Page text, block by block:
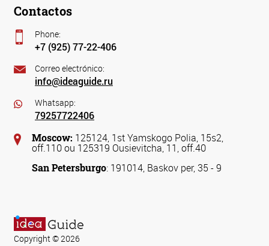
Contactos
Phone:
+7 (925) 77-22-406
Correo electrónico:
info@ideaguide.ru
Whatsapp:
79257722406
Moscow: 125124, 1st Yamskogo Polia, 15s2,
off.110 ou 125319 Ousievitcha, 11, off.40
San Petersburgo: 191014, Baskov per, 35 - 9
Copyright © 2026